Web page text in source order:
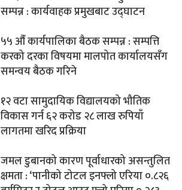
सम्पन्न : कार्यवाहक प्रमुखबाट उद्घाटन
५५ औँ कार्यपालिका बैठक सम्पन्न : सम्पत्ति
करको दरका विषयमा मालपोत कार्यालयसँग
समन्वय बैठक गरिने
१२ वटा सामुदायिक विद्यालयको भौतिक
विकास गर्न ६२ करोड २८ लाख रुपियाँ
लागतमा खरिद प्रक्रिया
जमल डुबानको कारण पूर्वाधारको असन्तुलित
क्षमता : ‘पानीको टोटल इनफ्लो एरिया ०.८२६